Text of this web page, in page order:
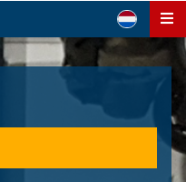
Home
Over ons